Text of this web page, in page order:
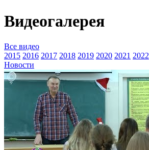
Видеогалерея
Все видео
2015 2016 2017 2018 2019 2020 2021 2022
Новости